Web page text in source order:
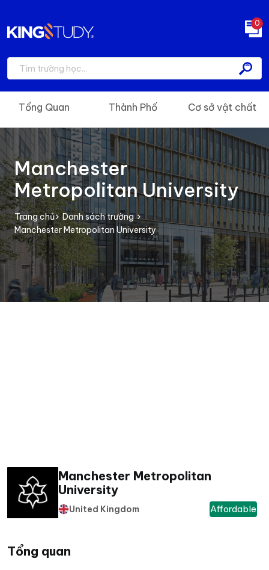
0
Manchester
Metropolitan University
Trang chủ
Danh sách trường
Manchester Metropolitan University
Manchester Metropolitan
University
United Kingdom Affordable
Tổng Quan Thành Phố Cơ sở vật chất
Tổng quan